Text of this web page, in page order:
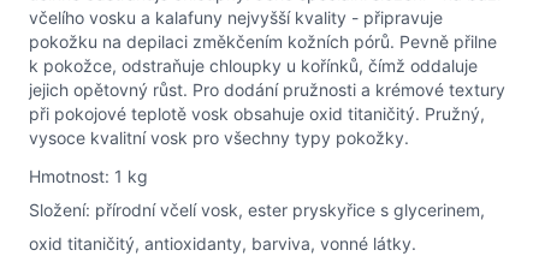
včelího vosku a kalafuny nejvyšší kvality - připravuje
pokožku na depilaci změkčením kožních pórů. Pevně přilne
k pokožce, odstraňuje chloupky u kořínků, čímž oddaluje
jejich opětovný růst. Pro dodání pružnosti a krémové textury
při pokojové teplotě vosk obsahuje oxid titaničitý. Pružný,
vysoce kvalitní vosk pro všechny typy pokožky.
Hmotnost: 1 kg
Složení: přírodní včelí vosk, ester pryskyřice s glycerinem,
oxid titaničitý, antioxidanty, barviva, vonné látky.